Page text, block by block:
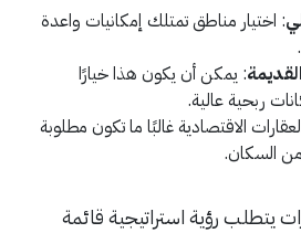
: اختيار مناطق تمتلك إمكانيات واعدة
: يمكن أن يكون هذا خيارًا
ربحية عالية.
الاقتصادية غالبًا ما تكون مطلوبة
السكان.
يتطلب رؤية استراتيجية قائمة